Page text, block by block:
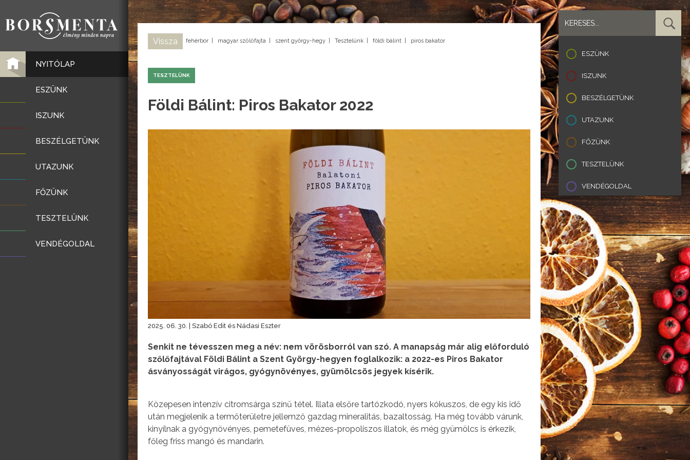
NYITÓLAP
ESZÜNK
ISZUNK
BESZÉLGETÜNK
UTAZUNK
FŐZÜNK
TESZTELÜNK
VENDÉGOLDAL
Vissza fehérbor magyar szőlőfajta szent györgy-hegy Tesztelünk földi bálint piros bakator
TESZTELÜNK
Földi Bálint: Piros Bakator 2022
2025. 06. 30. | Szabó Edit és Nádasi Eszter
Senkit ne tévesszen meg a név: nem vörösborról van szó. A manapság már alig előforduló
szőlőfajtával Földi Bálint a Szent György-hegyen foglalkozik: a 2022-es Piros Bakator
ásványosságát virágos, gyógynövényes, gyümölcsös jegyek kísérik.
Közepesen intenzív citromsárga színű tétel. Illata elsőre tartózkodó, nyers kókuszos, de egy kis idő
után megjelenik a termőterületre jellemző gazdag mineralitás, bazaltosság. Ha még tovább várunk,
kinyílnak a gyógynövényes, pemetefüves, mézes-propoliszos illatok, és még gyümölcs is érkezik,
főleg friss mangó és mandarin.
ESZÜNK
ISZUNK
BESZÉLGETÜNK
UTAZUNK
FŐZÜNK
TESZTELÜNK
VENDÉGOLDAL